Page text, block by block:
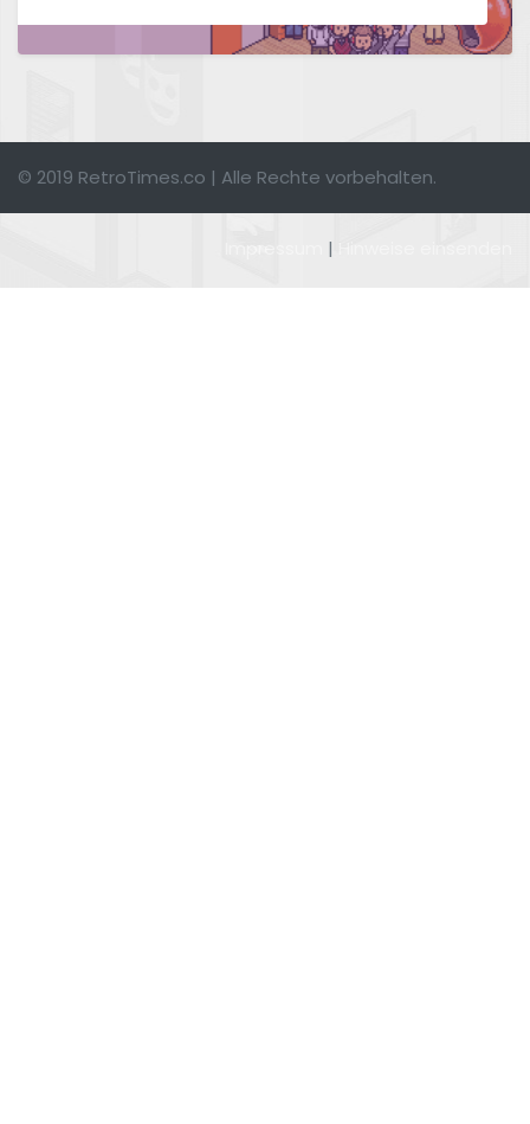
© 2019 RetroTimes.co | Alle Rechte vorbehalten.
|